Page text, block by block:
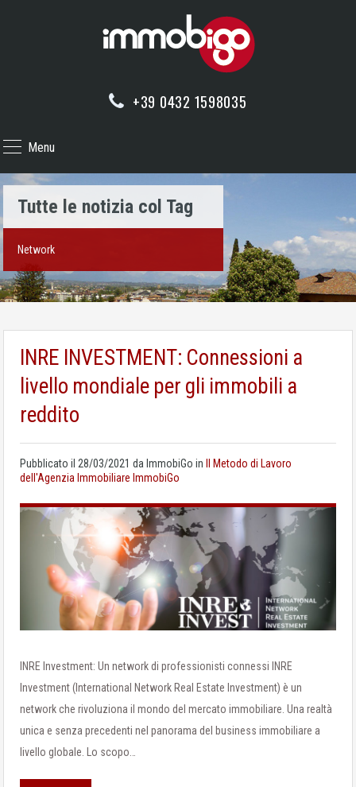
+39 0432 1598035
Menu
Tutte le notizia col Tag
Network
INRE INVESTMENT: Connessioni a
livello mondiale per gli immobili a
reddito
Pubblicato il 28/03/2021 da ImmobiGo in
Il Metodo di Lavoro
dell'Agenzia Immobiliare ImmobiGo
INRE Investment: Un network di professionisti connessi INRE
Investment (International Network Real Estate Investment) è un
network che rivoluziona il mondo del mercato immobiliare. Una realtà
unica e senza precedenti nel panorama del business immobiliare a
livello globale. Lo scopo…